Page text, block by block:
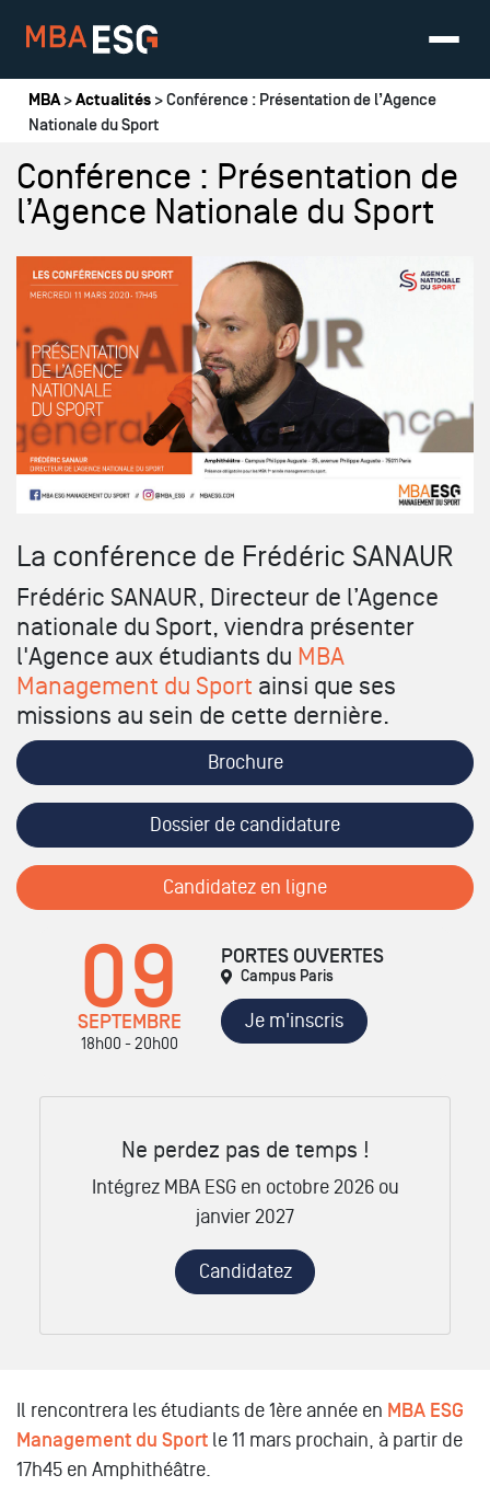
Vous êtes ici
MBA>Actualités > Conférence : Présentation de l’Agence
Nationale du Sport
Conférence : Présentation de
l’Agence Nationale du Sport
La conférence de Frédéric SANAUR
Frédéric SANAUR, Directeur de l’Agence
nationale du Sport, viendra présenter
l'Agence aux étudiants du MBA
Management du Sport ainsi que ses
missions au sein de cette dernière.
Brochure
Dossier de candidature
Candidatez en ligne
09
SEPTEMBRE
18h00 - 20h00
PORTES OUVERTES
Campus Paris
Je m'inscris
Ne perdez pas de temps !
Intégrez MBA ESG en octobre 2026 ou
janvier 2027
Candidatez
Il rencontrera les étudiants de 1ère année en MBA ESG
Management du Sport le 11 mars prochain, à partir de
17h45 en Amphithéâtre.